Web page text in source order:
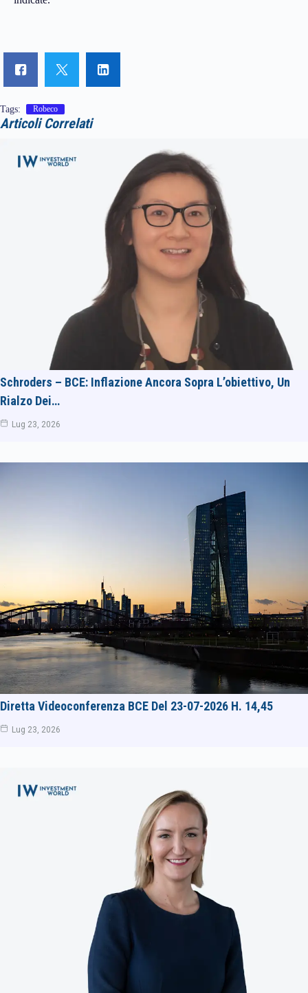
Tags: Robeco
Articoli Correlati
Schroders – BCE: Inflazione Ancora Sopra L’obiettivo, Un
Rialzo Dei…
Lug 23, 2026
Diretta Videoconferenza BCE Del 23-07-2026 H. 14,45
Lug 23, 2026